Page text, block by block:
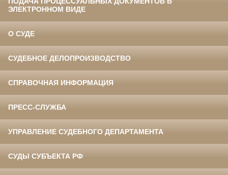
ЭЛЕКТРОННОМ ВИДЕ
О СУДЕ
СУДЕБНОЕ ДЕЛОПРОИЗВОДСТВО
СПРАВОЧНАЯ ИНФОРМАЦИЯ
ПРЕСС-СЛУЖБА
УПРАВЛЕНИЕ СУДЕБНОГО ДЕПАРТАМЕНТА
СУДЫ СУБЪЕКТА РФ